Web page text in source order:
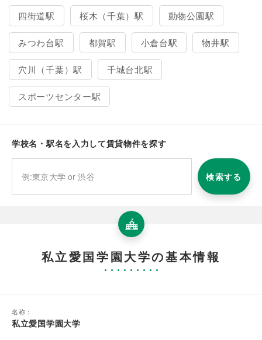
四街道駅 桜木（千葉）駅 動物公園駅
みつわ台駅 都賀駅 小倉台駅 物井駅
穴川（千葉）駅 千城台北駅
スポーツセンター駅
学校名・駅名を入力して賃貸物件を探す
検索する
私立愛国学園大学の基本情報
名称：
私立愛国学園大学